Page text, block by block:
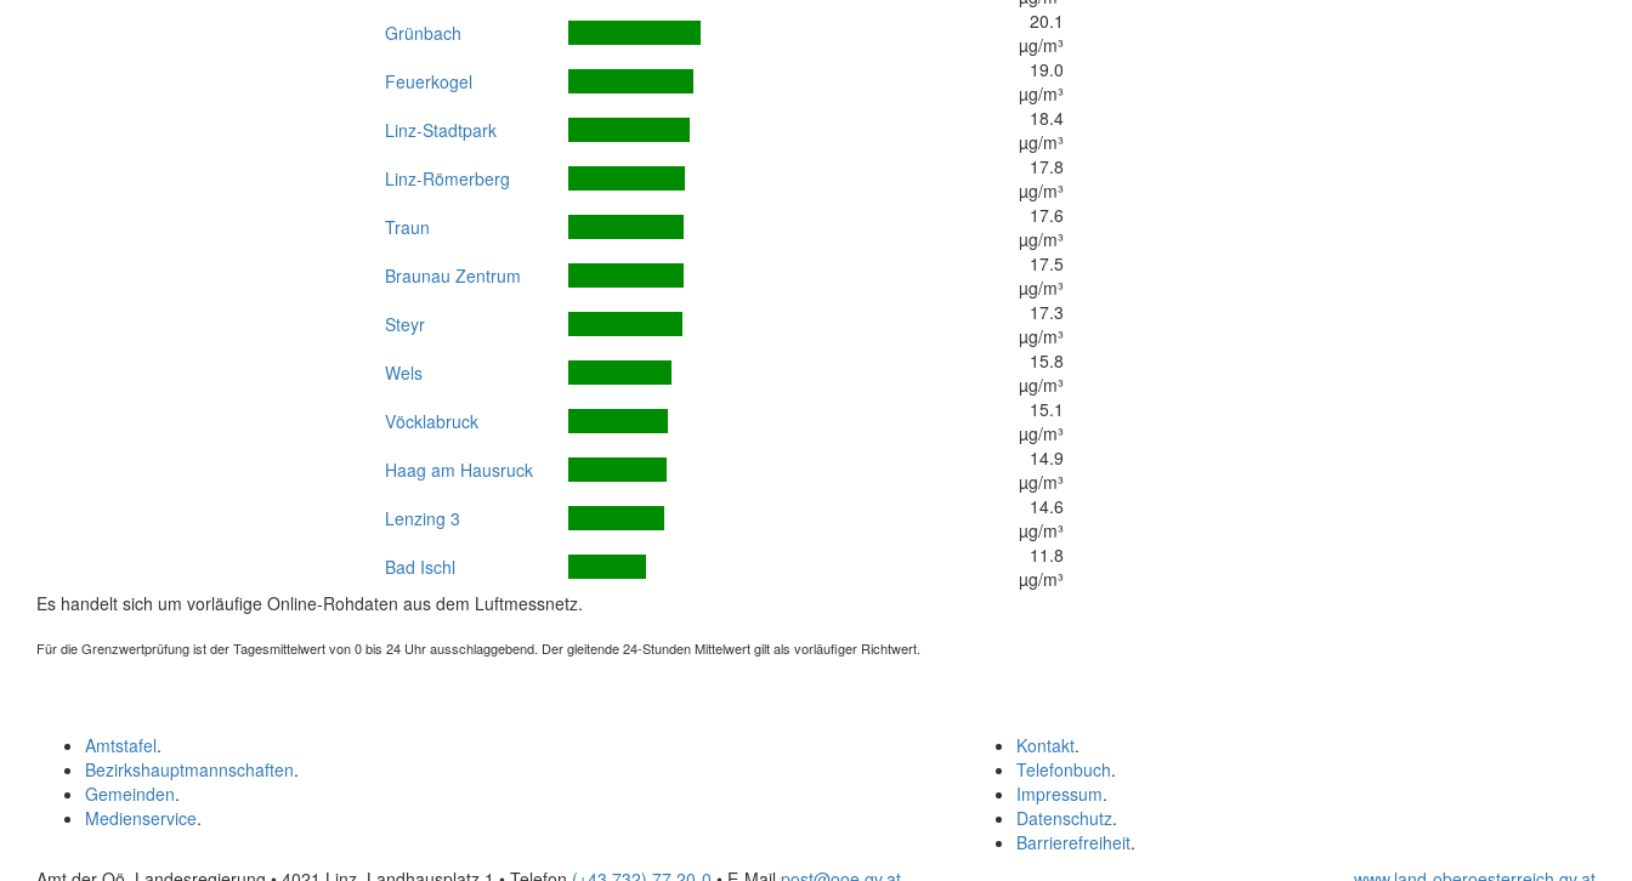
Grünbach
20.1
µg/m³
Feuerkogel
19.0
µg/m³
Linz-Stadtpark
18.4
µg/m³
Linz-Römerberg
17.8
µg/m³
Traun
17.6
µg/m³
Braunau Zentrum
17.5
µg/m³
Steyr
17.3
µg/m³
Wels
15.8
µg/m³
Vöcklabruck
15.1
µg/m³
Haag am Hausruck
14.9
µg/m³
Lenzing 3
14.6
µg/m³
Bad Ischl
11.8
µg/m³
Es handelt sich um vorläufige Online-Rohdaten aus dem Luftmessnetz.
Für die Grenzwertprüfung ist der Tagesmittelwert von 0 bis 24 Uhr ausschlaggebend. Der gleitende 24-Stunden Mittelwert gilt als vorläufiger Richtwert.
Kontakt.
Telefonbuch.
Impressum.
Datenschutz.
Barrierefreiheit.
Amtstafel.
Bezirkshauptmannschaften.
Gemeinden.
Medienservice.